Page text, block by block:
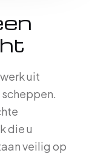
uit
die u
veilig op